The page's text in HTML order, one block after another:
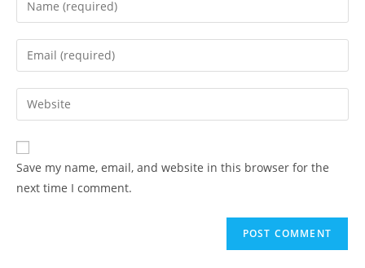
your
name
comment
Enter
your
email
address
comment
Enter
your
website
URL
(optional)
Save my name, email, and website in this browser for the
next time I comment.